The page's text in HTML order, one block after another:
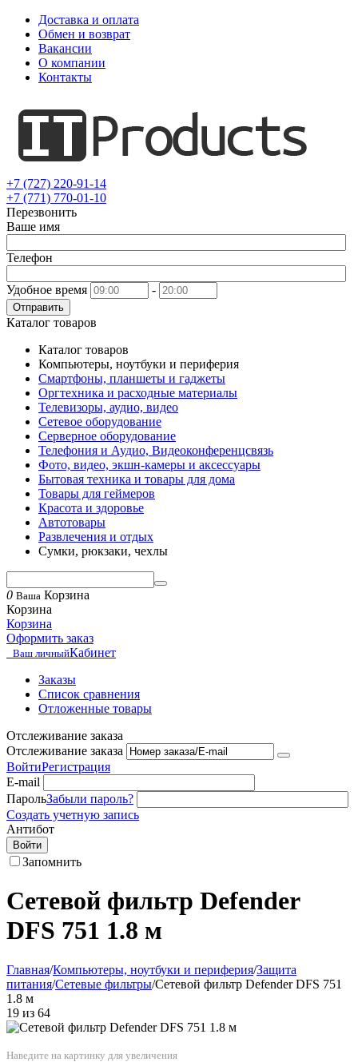
Доставка и оплата
Обмен и возврат
Вакансии
О компании
Контакты
+7 (727) 220-91-14
+7 (771) 770-01-10
Перезвонить
Ваше имя
Телефон
Удобное время -
Отправить
Каталог товаров
Каталог товаров
Компьютеры, ноутбуки и периферия
Смартфоны, планшеты и гаджеты
Оргтехника и расходные материалы
Телевизоры, аудио, видео
Сетевое оборудование
Серверное оборудование
Телефония и Аудио, Видеоконференцсвязь
Фото, видео, экшн-камеры и аксессуары
Бытовая техника и товары для дома
Товары для геймеров
Красота и здоровье
Автотовары
Развлечения и отдых
Сумки, рюкзаки, чехлы
0 Ваша Корзина
Корзина
Корзина
Оформить заказ
Ваш личныйКабинет
Заказы
Список сравнения
Отложенные товары
Отслеживание заказа
Отслеживание заказа
ВойтиРегистрация
E-mail
ПарольЗабыли пароль?
Создать учетную запись
Антибот
Войти
Запомнить
Сетевой фильтр Defender
DFS 751 1.8 м
Главная/Компьютеры, ноутбуки и периферия/Защита
питания/Сетевые фильтры/Сетевой фильтр Defender DFS 751
1.8 м
19 из 64
Наведите на картинку для увеличения